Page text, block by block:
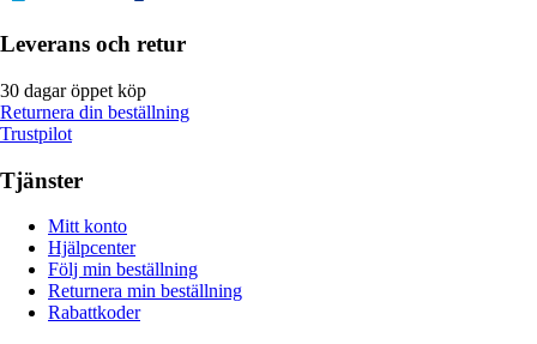
Leverans och retur
30 dagar öppet köp
Returnera din beställning
Trustpilot
Tjänster
Mitt konto
Hjälpcenter
Följ min beställning
Returnera min beställning
Rabattkoder